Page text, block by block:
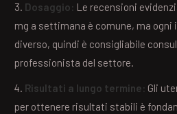
Dosaggio: Le recensioni
mg a settimana è comune, ma ogni
diverso, quindi è consigliabile
professionista del settore.
Risultati a lungo termine: Gli
per ottenere risultati stabili è